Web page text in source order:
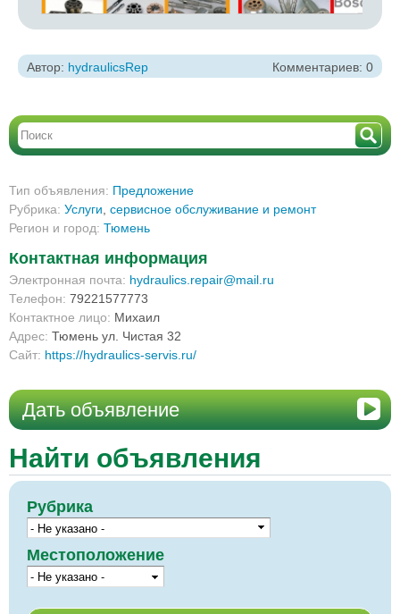
Автор: hydraulicsRep Комментариев: 0
Тип объявления: Предложение
Рубрика: Услуги сервисное обслуживание и ремонт
Регион и город: Тюмень
Контактная информация
Электронная почта: hydraulics.repair@mail.ru
Телефон: 79221577773
Контактное лицо: Михаил
Адрес: Тюмень ул. Чистая 32
Сайт: https://hydraulics-servis.ru/
Дать объявление
Найти объявления
Рубрика
Местоположение